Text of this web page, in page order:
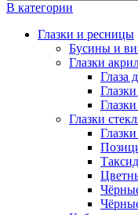
В категории
Глазки и ресницы
Бусины и
Глазки
Глаза
Глазки